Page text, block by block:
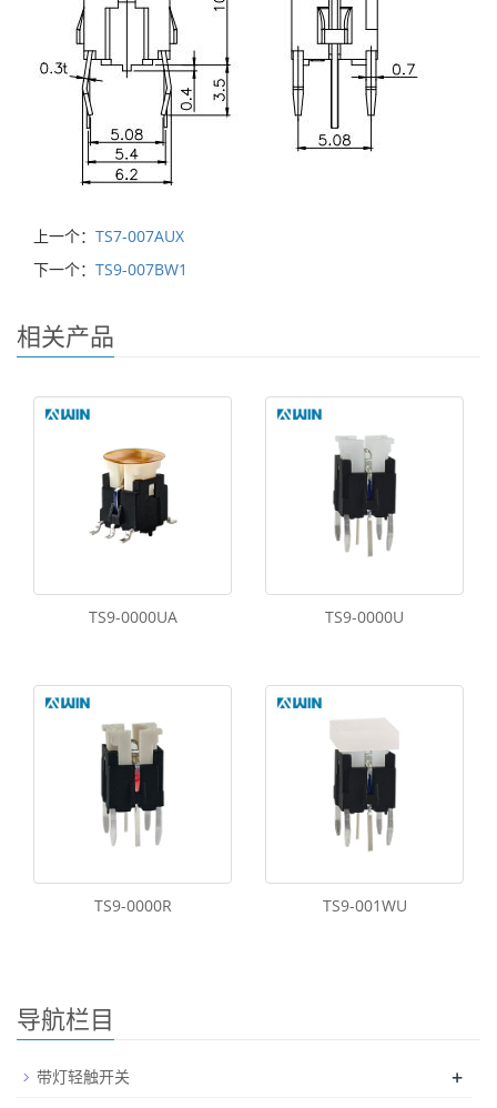
上一个： TS7-007AUX
下一个： TS9-007BW1
相关产品
TS9-0000UA TS9-0000U
TS9-0000R TS9-001WU
导航栏目
带灯轻触开关 +